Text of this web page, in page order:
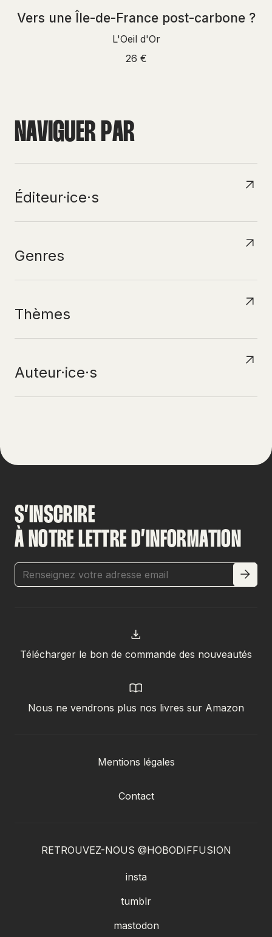
Vers une Île-de-France post-carbone ?
L'Oeil d'Or
26 €
NAVIGUERPAR
Éditeur·ice·s
Genres
Thèmes
Auteur·ice·s
S’INSCRIRE
À NOTRE LETTRE D’INFORMATION
Télécharger le bon de commande des nouveautés
Nous ne vendrons plus nos livres sur Amazon
Mentions légales
Contact
RETROUVEZ-NOUS @HOBODIFFUSION
insta
tumblr
mastodon